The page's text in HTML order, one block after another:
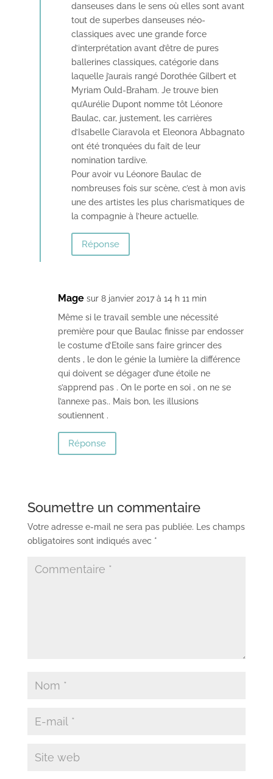
danseuses dans le sens où elles sont avant
tout de superbes danseuses néo-
classiques avec une grande force
d’interprétation avant d’être de pures
ballerines classiques, catégorie dans
laquelle j’aurais rangé Dorothée Gilbert et
Myriam Ould-Braham. Je trouve bien
qu’Aurélie Dupont nomme tôt Léonore
Baulac, car, justement, les carrières
d’Isabelle Ciaravola et Eleonora Abbagnato
ont été tronquées du fait de leur
nomination tardive.
Pour avoir vu Léonore Baulac de
nombreuses fois sur scène, c’est à mon avis
une des artistes les plus charismatiques de
la compagnie à l’heure actuelle.
Réponse
Mage sur 8 janvier 2017 à 14 h 11 min
Même si le travail semble une nécessité
première pour que Baulac finisse par endosser
le costume d’Etoile sans faire grincer des
dents , le don le génie la lumière la différence
qui doivent se dégager d’une étoile ne
s’apprend pas . On le porte en soi , on ne se
l’annexe pas.. Mais bon, les illusions
soutiennent .
Réponse
Soumettre un commentaire
Votre adresse e-mail ne sera pas publiée. Les champs
obligatoires sont indiqués avec *